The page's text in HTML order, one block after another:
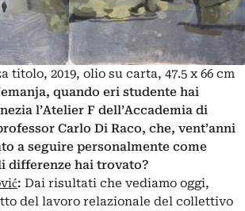
titolo, 2019, olio su carta, 47.5 x 66 cm
quando eri studente hai
l’Atelier F dell’Accademia di
Carlo Di Raco, che, vent’anni
a seguire personalmente come
differenze hai trovato?
: Dai risultati che vediamo oggi,
del lavoro relazionale del collettivo